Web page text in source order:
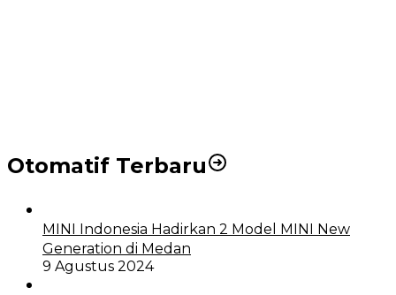
Otomatif Terbaru
MINI Indonesia Hadirkan 2 Model MINI New
Generation di Medan
9 Agustus 2024